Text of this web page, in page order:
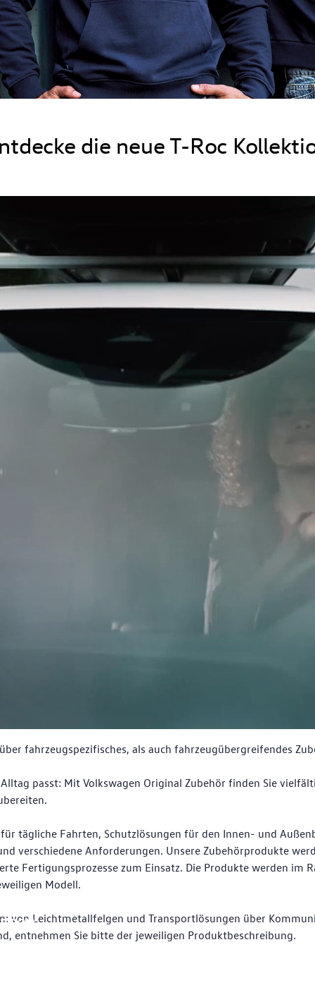
die neue T-Roc
fahrzeugspezifisches, als auch fahrzeugübergreifendes
passt: Mit Volkswagen Original Zubehör finden Sie
tägliche Fahrten, Schutzlösungen für den Innen- und
verschiedene Anforderungen. Unsere Zubehörprodukte
Fertigungsprozesse zum Einsatz. Die Produkte werden
Modell.
von Leichtmetallfelgen und Transportlösungen über
entnehmen Sie bitte der jeweiligen Produktbeschreibung.